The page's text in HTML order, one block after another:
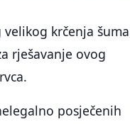
krčenja
rješavanje ovog
posječenih